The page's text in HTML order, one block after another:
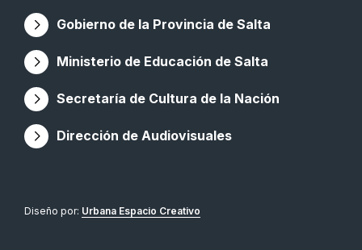
Gobierno de la Provincia de Salta
Ministerio de Educación de Salta
Secretaría de Cultura de la Nación
Dirección de Audiovisuales
Diseño por: Urbana Espacio Creativo